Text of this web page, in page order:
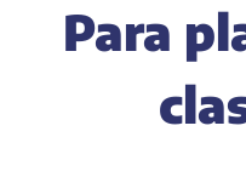
Para